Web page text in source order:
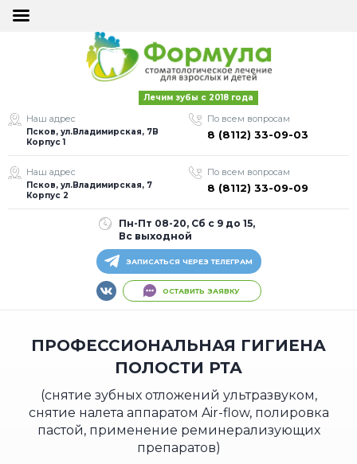
ОСТАВИТЬ
ЗАЯВКУ
Я согласен на
обработку моих
персональных
данных
Лечим зубы с 2018 года
Наш адрес
Псков, ул.Владимирская, 7В
Корпус 1
По всем вопросам
8 (8112) 33-09-03
Наш адрес
Псков, ул.Владимирская, 7
Корпус 2
По всем вопросам
8 (8112) 33-09-09
Пн-Пт 08-20, Сб с 9 до 15,
Вс выходной
ЗАПИСАТЬСЯ ЧЕРЕЗ ТЕЛЕГРАМ
ОСТАВИТЬ ЗАЯВКУ
ОСТАВИТЬ
ЗАЯВКУ
Я согласен на
обработку моих
персональных
данных
ПРОФЕССИОНАЛЬНАЯ ГИГИЕНА
ПОЛОСТИ РТА
(снятие зубных отложений ультразвуком,
снятие налета аппаратом Air-flow, полировка
пастой, применение реминерализующих
препаратов)